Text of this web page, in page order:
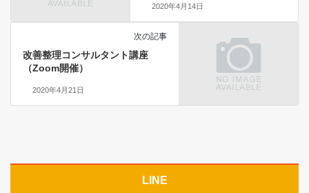
2020年4月14日
次の記事
改善整理コンサルタント講座
（Zoom開催）
2020年4月21日
LINE